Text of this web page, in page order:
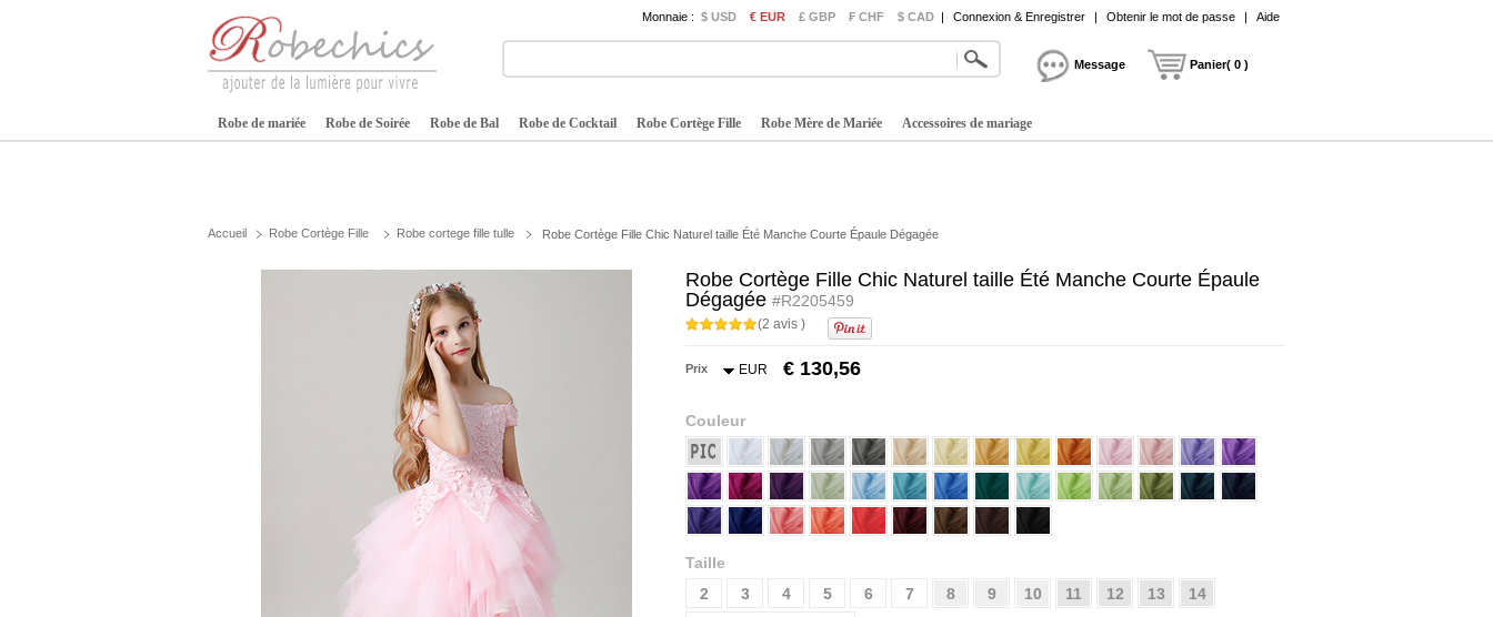
Monnaie : $ USD € EUR £ GBP ₣ CHF $ CAD | Connexion & Enregistrer | Obtenir le mot de passe | Aide
Message Panier( 0 )
Robe de mariée Robe de Soirée Robe de Bal Robe de Cocktail Robe Cortège Fille Robe Mère de Mariée Accessoires de mariage
Accueil Robe Cortège Fille Robe cortege fille tulle Robe Cortège Fille Chic Naturel taille Été Manche Courte Épaule Dégagée
Robe Cortège Fille Chic Naturel taille Été Manche Courte Épaule
Dégagée #R2205459
(2 avis )
Prix EUR € 130,56
Couleur
Taille
2
3 4 5 6 7 8 9 10 11 12 13
14